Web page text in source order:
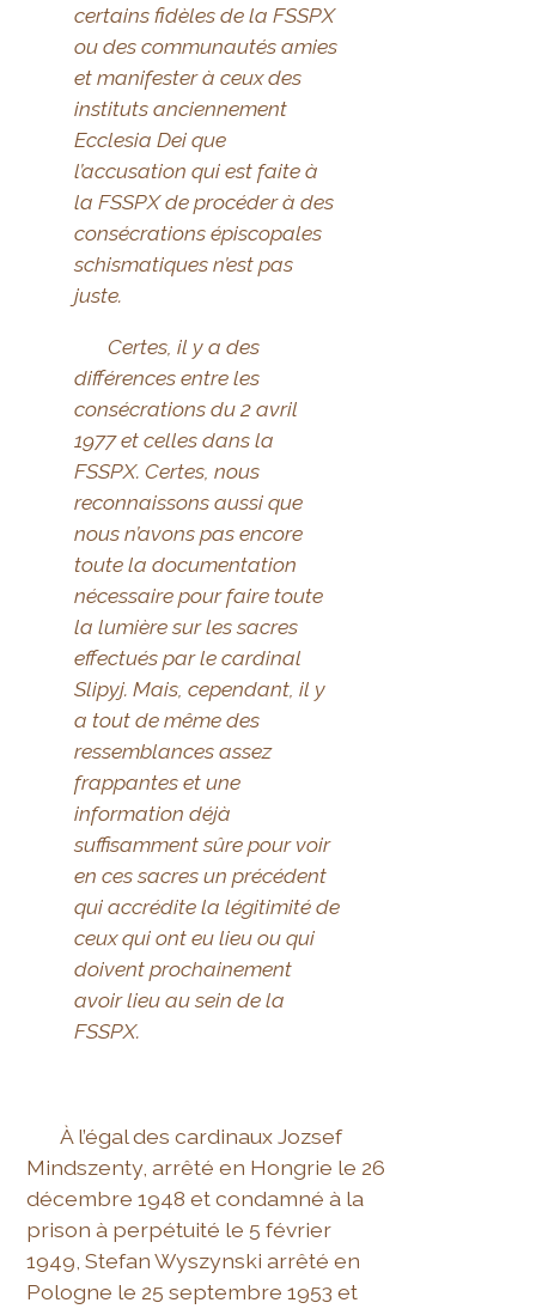
certains fidèles de la FSSPX
ou des communautés amies
et manifester à ceux des
instituts anciennement
Ecclesia Dei que
l’accusation qui est faite à
la FSSPX de procéder à des
consécrations épiscopales
schismatiques n’est pas
juste.
Certes, il y a des
différences entre les
consécrations du 2 avril
1977 et celles dans la
FSSPX. Certes, nous
reconnaissons aussi que
nous n’avons pas encore
toute la documentation
nécessaire pour faire toute
la lumière sur les sacres
effectués par le cardinal
Slipyj. Mais, cependant, il y
a tout de même des
ressemblances assez
frappantes et une
information déjà
suffisamment sûre pour voir
en ces sacres un précédent
qui accrédite la légitimité de
ceux qui ont eu lieu ou qui
doivent prochainement
avoir lieu au sein de la
FSSPX.
À l’égal des cardinaux Jozsef
Mindszenty, arrêté en Hongrie le 26
décembre 1948 et condamné à la
prison à perpétuité le 5 février
1949, Stefan Wyszynski arrêté en
Pologne le 25 septembre 1953 et